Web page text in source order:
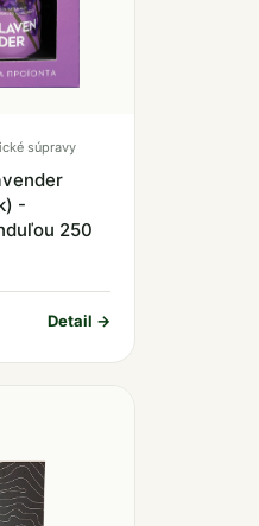
súpravy
-
250
Detail →